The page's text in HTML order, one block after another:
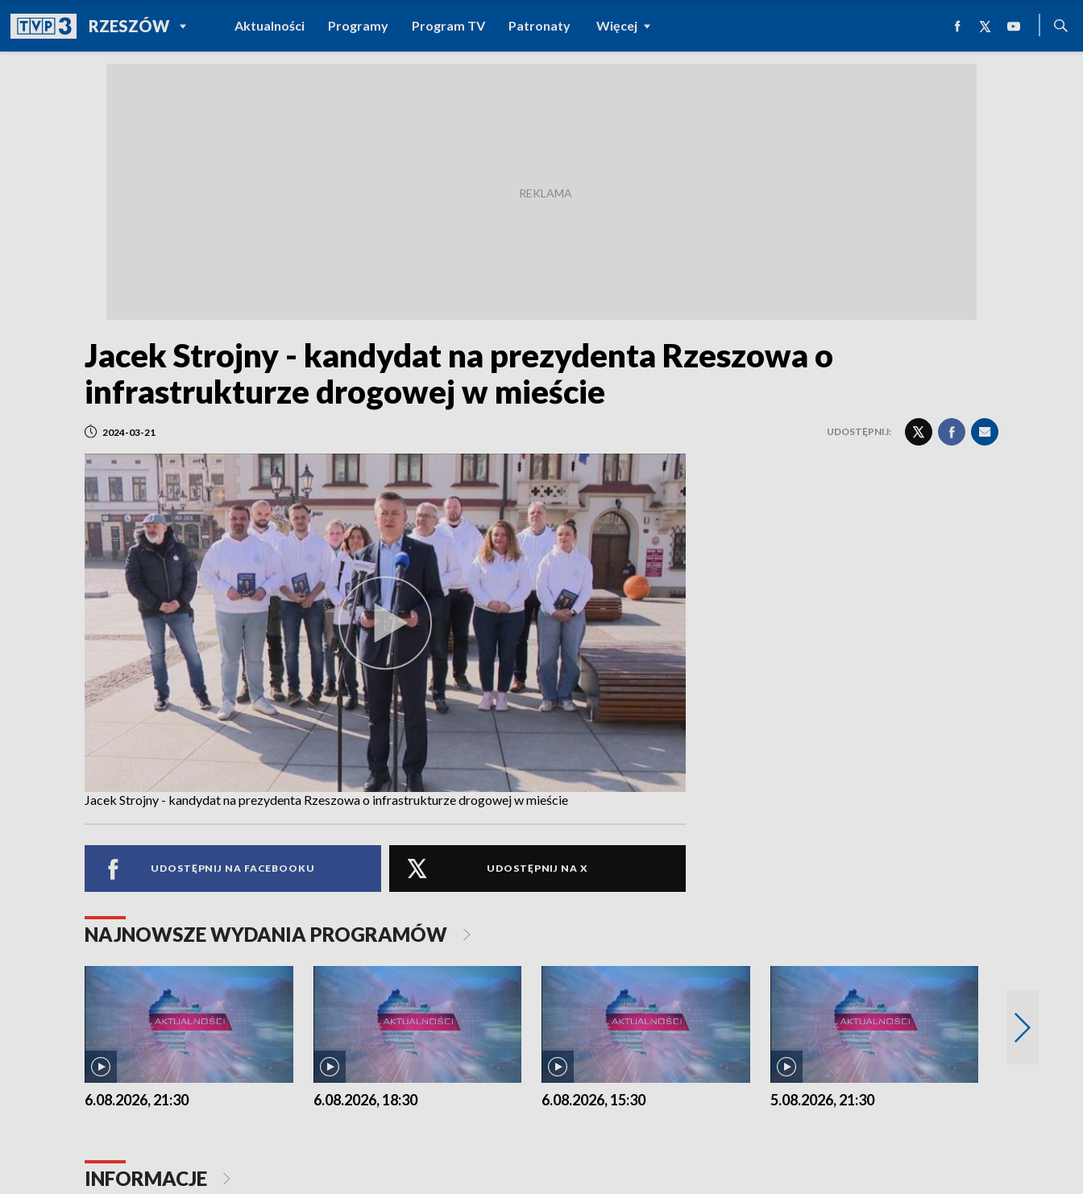
RZESZÓWPOWRÓT DO
TVP REGIONY
Aktualności Programy Program TV Patronaty Więcej
Jacek Strojny - kandydat na prezydenta Rzeszowa o
infrastrukturze drogowej w mieście
2024-03-21 UDOSTĘPNIJ:
Jacek Strojny - kandydat na prezydenta Rzeszowa o infrastrukturze drogowej w mieście
UDOSTĘPNIJ NA FACEBOOKU UDOSTĘPNIJ NA X
NAJNOWSZE WYDANIA PROGRAMÓW
6.08.2026, 21:30 6.08.2026, 18:30 6.08.2026, 15:30 5.08.2026, 21:30
INFORMACJE